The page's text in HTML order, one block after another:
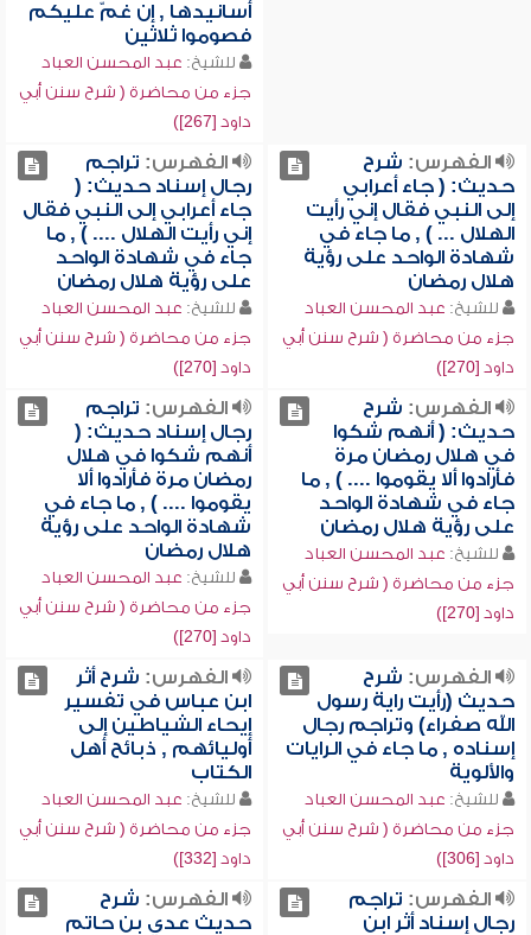
أسانيدها , إن غمّ عليكم
فصوموا ثلاثين
للشيخ: عبد المحسن العباد
جزء من محاضرة ( شرح سنن أبي
داود [267])
الفهرس: شرح
حديث: ( جاء أعرابي
إلى النبي فقال إني رأيت
الهلال ... ) , ما جاء في
شهادة الواحد على رؤية
هلال رمضان
للشيخ: عبد المحسن العباد
جزء من محاضرة ( شرح سنن أبي
داود [270])
الفهرس: تراجم
رجال إسناد حديث: (
جاء أعرابي إلى النبي فقال
إني رأيت الهلال .... ) , ما
جاء في شهادة الواحد
على رؤية هلال رمضان
للشيخ: عبد المحسن العباد
جزء من محاضرة ( شرح سنن أبي
داود [270])
الفهرس: شرح
حديث: ( أنهم شكوا
في هلال رمضان مرة
فأرادوا ألا يقوموا .... ) , ما
جاء في شهادة الواحد
على رؤية هلال رمضان
للشيخ: عبد المحسن العباد
جزء من محاضرة ( شرح سنن أبي
داود [270])
الفهرس: تراجم
رجال إسناد حديث: (
أنهم شكوا في هلال
رمضان مرة فأرادوا ألا
يقوموا .... ) , ما جاء في
شهادة الواحد على رؤية
هلال رمضان
للشيخ: عبد المحسن العباد
جزء من محاضرة ( شرح سنن أبي
داود [270])
الفهرس: شرح
حديث (رأيت راية رسول
الله صفراء) وتراجم رجال
إسناده , ما جاء في الرايات
والألوية
للشيخ: عبد المحسن العباد
جزء من محاضرة ( شرح سنن أبي
داود [306])
الفهرس: شرح أثر
ابن عباس في تفسير
إيحاء الشياطين إلى
أوليائهم , ذبائح أهل
الكتاب
للشيخ: عبد المحسن العباد
جزء من محاضرة ( شرح سنن أبي
داود [332])
الفهرس: تراجم
رجال إسناد أثر ابن
الفهرس: شرح
حديث عدي بن حاتم